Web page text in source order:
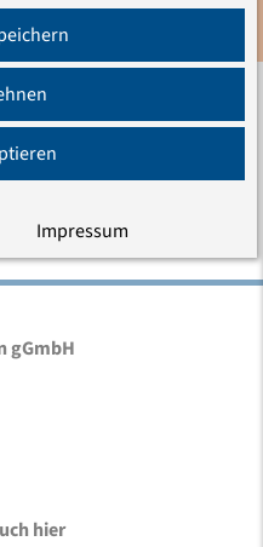
Anmeldung
gGmbH
hier
Impressum